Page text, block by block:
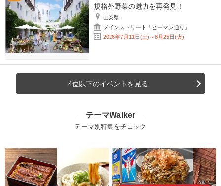
規格外野菜の魅力を再発見！
山梨県
メインストリート「ピーマン通り」
2026年7月11日(土)～8月25日(火)
4位以下のイベントを見る
テーマWalker
テーマ別特集をチェック